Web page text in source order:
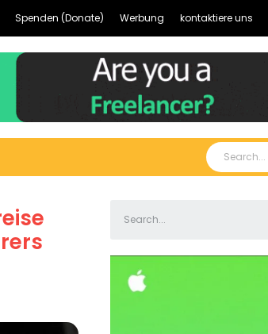
Spenden (Donate) Werbung kontaktiere uns